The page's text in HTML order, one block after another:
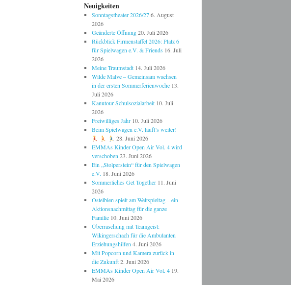
Neuigkeiten
Sonntagstheater 2026/27 6. August
2026
Geänderte Öffnung 20. Juli 2026
Rückblick Firmenstaffel 2026: Platz 6
für Spielwagen e.V. & Friends 16. Juli
2026
Meine Traumstadt 14. Juli 2026
Wilde Malve – Gemeinsam wachsen
in der ersten Sommerferienwoche 13.
Juli 2026
Kanutour Schulsozialarbeit 10. Juli
2026
Freiwilliges Jahr 10. Juli 2026
Beim Spielwagen e.V. läuft’s weiter!
28. Juni 2026
EMMAs Kinder Open Air Vol. 4 wird
verschoben 23. Juni 2026
Ein „Stolperstein“ für den Spielwagen
e.V. 18. Juni 2026
Sommerliches Get Together 11. Juni
2026
Ostelbien spielt am Weltspieltag – ein
Aktionsnachmittag für die ganze
Familie 10. Juni 2026
Überraschung mit Teamgeist:
Wikingerschach für die Ambulanten
Erziehungshilfen 4. Juni 2026
Mit Popcorn und Kamera zurück in
die Zukunft 2. Juni 2026
EMMAs Kinder Open Air Vol. 4 19.
Mai 2026